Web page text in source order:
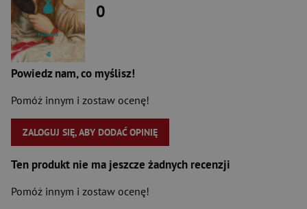
0
Powiedz nam, co myślisz!
Pomóż innym i zostaw ocenę!
ZALOGUJ SIĘ, ABY DODAĆ OPINIĘ
Ten produkt nie ma jeszcze żadnych recenzji
Pomóż innym i zostaw ocenę!